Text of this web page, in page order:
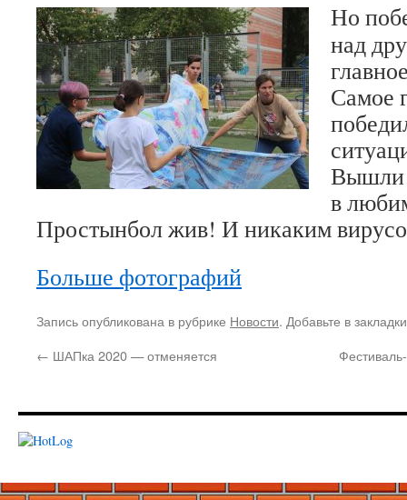
Но
над
Самое
Вышли
в
Простынбол жив! И никаким
Больше фотографий
Запись опубликована в рубрике Новости. Добавьте в
← ШАПка 2020 — отменяется